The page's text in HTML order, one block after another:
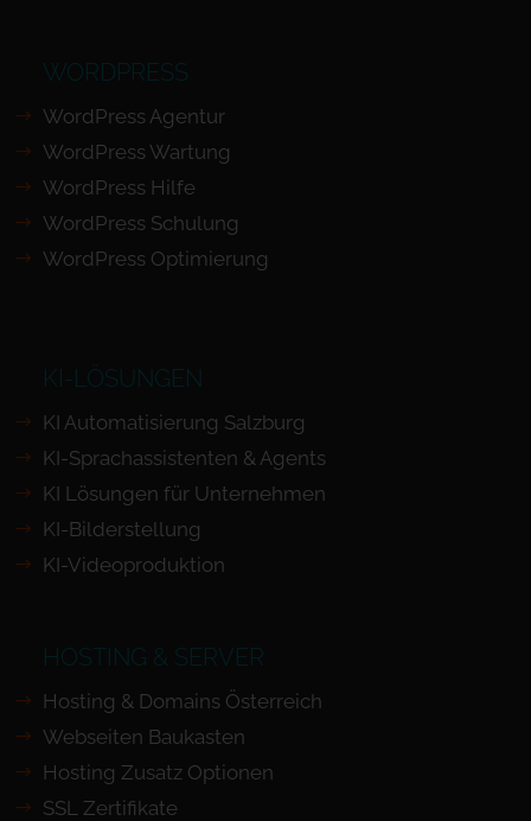
WORDPRESS
WordPress Agentur
WordPress Wartung
WordPress Hilfe
WordPress Schulung
WordPress Optimierung
KI-LÖSUNGEN
KI Automatisierung Salzburg
KI-Sprachassistenten & Agents
KI Lösungen für Unternehmen
KI-Bilderstellung
KI-Videoproduktion
HOSTING & SERVER
Hosting & Domains Österreich
Webseiten Baukasten
Hosting Zusatz Optionen
SSL Zertifikate